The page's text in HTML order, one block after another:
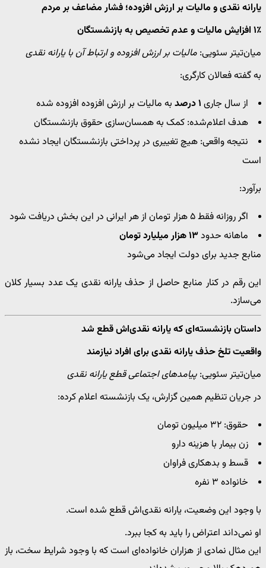
یارانه نقدی و مالیات بر ارزش افزوده؛ فشار مضاعف بر مردم
۱٪ افزایش مالیات و عدم تخصیص به بازنشستگان
میان‌تیتر سئویی: مالیات بر ارزش افزوده و ارتباط آن با یارانه نقدی
به گفته فعالان کارگری:
از سال جاری ۱ درصد
به مالیات بر ارزش افزوده افزوده شده
هدف اعلام‌شده: کمک به همسان‌سازی حقوق بازنشستگان
نتیجه واقعی: هیچ تغییری در پرداختی بازنشستگان ایجاد نشده
است
برآورد:
اگر روزانه فقط ۵ هزار تومان از هر ایرانی در این بخش دریافت شود
ماهانه حدود۱۳ هزار میلیارد تومان
منابع جدید برای دولت ایجاد می‌شود
این رقم در کنار منابع حاصل از حذف یارانه نقدی یک عدد بسیار کلان
می‌سازد.
داستان بازنشسته‌ای که یارانه نقدی‌اش قطع شد
واقعیت تلخ حذف یارانه نقدی برای افراد نیازمند
میان‌تیتر سئویی: پیامدهای اجتماعی قطع یارانه نقدی
در جریان تنظیم همین گزارش، یک بازنشسته اعلام کرده:
حقوق: ۳۲ میلیون تومان
زن بیمار با هزینه دارو
قسط و بدهکاری فراوان
خانواده ۳ نفره
با وجود این وضعیت، یارانه نقدی‌اش قطع شده است.
او نمی‌داند اعتراض را باید به کجا ببرد.
این مثال نمادی از هزاران خانواده‌ای است که با وجود شرایط سخت، باز